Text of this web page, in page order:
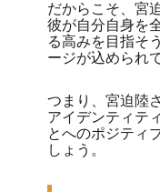
だからこそ、宮
彼が自分自身を
る高みを目指そ
ージが込められ
つまり、宮迫陸
アイデンティテ
とへのポジティ
しょう。